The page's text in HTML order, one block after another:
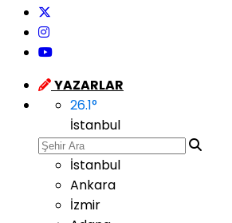
YAZARLAR
26.1°
İstanbul
İstanbul
Ankara
İzmir